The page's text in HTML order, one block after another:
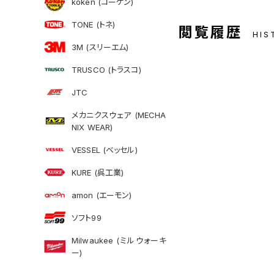
TONE (トネ)
3M (スリーエム)
TRUSCO (トラスコ)
JTC
メカニクスウェア (MECHA
NIX WEAR)
VESSEL (ベッセル)
KURE (呉工業)
amon (エーモン)
ソフト99
Milwaukee (ミルウォーキ
ー)
閲覧履歴